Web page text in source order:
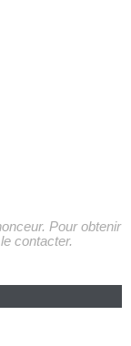
Pour obtenir
contacter.